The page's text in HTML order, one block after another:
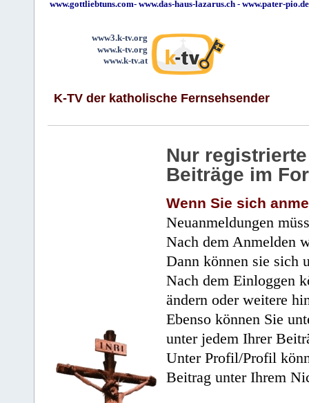
www.gottliebtuns.com- www.das-haus-lazarus.ch - www.pater-pio.de
www3.k-tv.org
www.k-tv.org
www.k-tv.at
K-TV der katholische Fernsehsender
Nur
Beiträge im
Wenn Sie sich
Neuanmeldungen
Nach dem Anmelden
Dann können sie sich
Nach dem Einloggen
ändern oder weitere
Ebenso können Sie
unter jedem Ihrer
Unter Profil/Profil
Beitrag unter Ihrem